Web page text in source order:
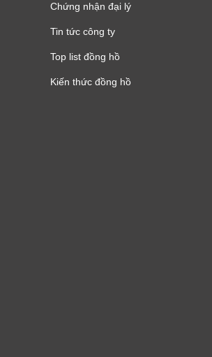
Chứng nhận đại lý
Tin tức công ty
Top list đồng hồ
Kiến thức đồng hồ